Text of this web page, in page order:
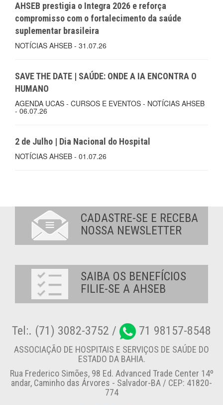
AHSEB prestigia o Integra 2026 e reforça
compromisso com o fortalecimento da saúde
suplementar brasileira
NOTÍCIAS AHSEB - 31.07.26
SAVE THE DATE | SAÚDE: ONDE A IA ENCONTRA O
HUMANO
AGENDA UCAS - CURSOS E EVENTOS - NOTÍCIAS AHSEB
- 06.07.26
2 de Julho | Dia Nacional do Hospital
NOTÍCIAS AHSEB - 01.07.26
CADASTRE-SE E RECEBA
NOSSA NEWSLETTER
SAIBA OS BENEFÍCIOS
FILIE-SE A AHSEB
Tel:. (71) 3082-3752 / 71 98157-8548
ASSOCIAÇÃO DE HOSPITAIS E SERVIÇOS DE SAÚDE DO
ESTADO DA BAHIA.
Rua Frederico Simões, 98 Ed. Advanced Trade Center 14º
andar, Caminho das Árvores - Salvador-BA / CEP: 41820-
774